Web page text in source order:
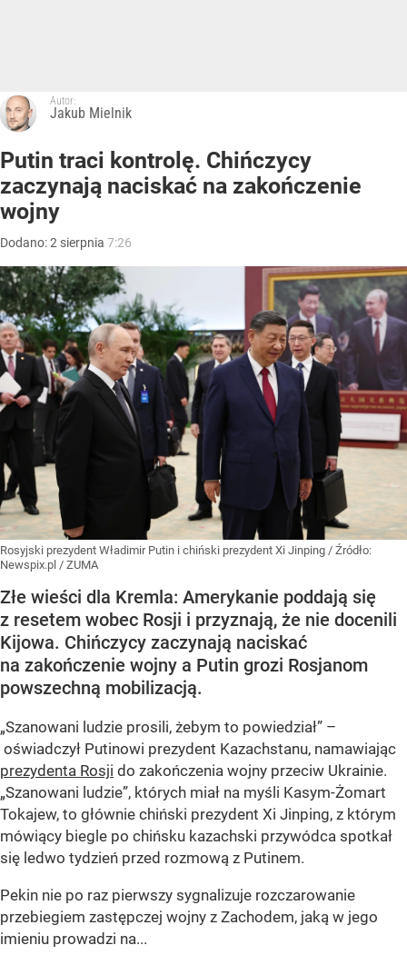
Autor:
Jakub Mielnik
Putin traci kontrolę. Chińczycy
zaczynają naciskać na zakończenie
wojny
Dodano:2 sierpnia 7:26
Rosyjski prezydent Władimir Putin i chiński prezydent Xi Jinping / Źródło:
Newspix.pl / ZUMA
Złe wieści dla Kremla: Amerykanie poddają się
z resetem wobec Rosji i przyznają, że nie docenili
Kijowa. Chińczycy zaczynają naciskać
na zakończenie wojny a Putin grozi Rosjanom
powszechną mobilizacją.
„Szanowani ludzie prosili, żebym to powiedział” –
oświadczył Putinowi prezydent Kazachstanu, namawiając
prezydenta Rosji do zakończenia wojny przeciw Ukrainie.
„Szanowani ludzie”, których miał na myśli Kasym-Żomart
Tokajew, to głównie chiński prezydent Xi Jinping, z którym
mówiący biegle po chińsku kazachski przywódca spotkał
się ledwo tydzień przed rozmową z Putinem.
Pekin nie po raz pierwszy sygnalizuje rozczarowanie
przebiegiem zastępczej wojny z Zachodem, jaką w jego
imieniu prowadzi na...